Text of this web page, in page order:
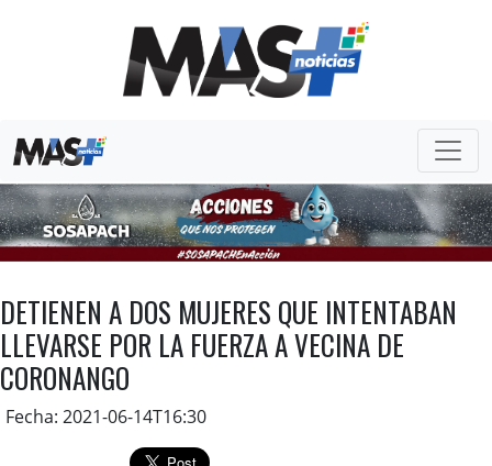
DETIENEN A DOS MUJERES QUE INTENTABAN
LLEVARSE POR LA FUERZA A VECINA DE
CORONANGO
Fecha: 2021-06-14T16:30